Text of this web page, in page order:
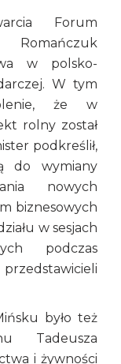
Forum
w polsko-
W tym
że w
rolny został
podkreślił,
do wymiany
nowych
biznesowych
w sesjach
podczas
było też
Tadeusza
i żywności